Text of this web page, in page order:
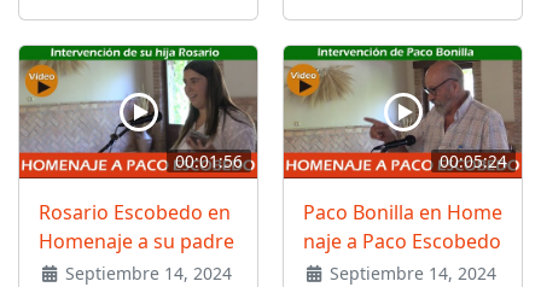
00:01:56
Rosario Escobedo en
Homenaje a su padre
Septiembre 14, 2024
00:05:24
Paco Bonilla en Home
naje a Paco Escobedo
Septiembre 14, 2024